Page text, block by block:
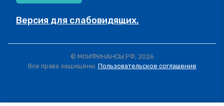
Версия для слабовидящих.
© МОИФИНАНСЫ.РФ, 2026
Все права защищены. Пользовательское соглашение